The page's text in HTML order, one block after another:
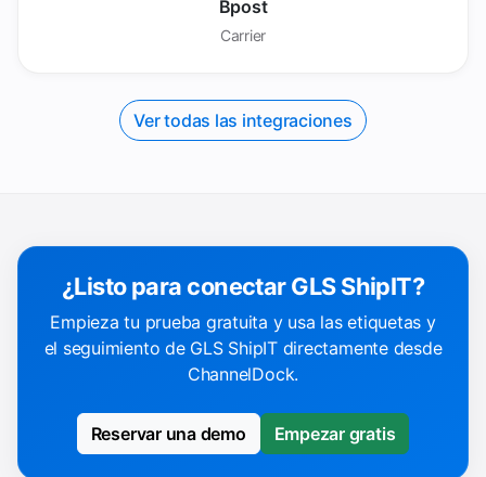
Bpost
Carrier
Ver todas las integraciones
¿Listo para conectar GLS ShipIT?
Empieza tu prueba gratuita y usa las etiquetas y
el seguimiento de GLS ShipIT directamente desde
ChannelDock.
Reservar una demo Empezar gratis